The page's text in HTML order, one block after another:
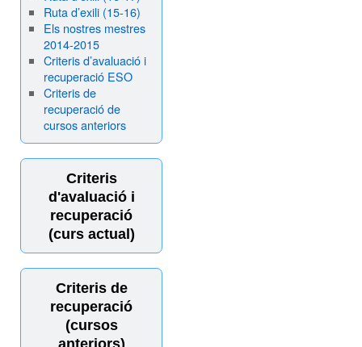
Ruta d’exili (15-16)
Els nostres mestres
2014-2015
Criteris d’avaluació i
recuperació ESO
Criteris de
recuperació de
cursos anteriors
Criteris
d'avaluació i
recuperació
(curs actual)
Criteris de
recuperació
(cursos
anteriors)